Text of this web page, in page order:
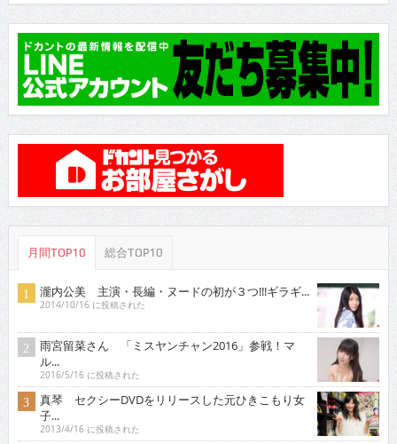
月間TOP10 総合TOP10
瀧内公美 主演・長編・ヌードの初が３つ!!!ギラギ...
2014/10/16 に投稿された
雨宮留菜さん 「ミスヤンチャン2016」参戦！マ
ル...
2016/5/16 に投稿された
真琴 セクシーDVDをリリースした元ひきこもり女
子...
2013/4/16 に投稿された